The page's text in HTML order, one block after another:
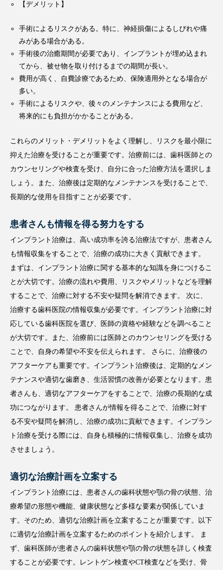
【デメリット】
手術によるリスクがある。特に、神経損傷によるしびれや痛
みがある場合がある。
手術後の治癒期間が必要であり、インプラントが埋め込まれ
てから、被せ物を取り付けるまでの期間が長い。
費用が高く、自費診療であるため、保険適用外となる場合が
多い。
手術によるリスクや、後々のメンテナンスによる費用など、
将来的にも負担がかかることがある。
これらのメリット・デメリットをよく理解し、リスクを最小限に
抑えた治療を受けることが重要です。治療前には、歯科医師との
カウンセリングや検査を受け、自分に合った治療方法を選択しま
しょう。また、治療後は定期的なメンテナンスを受けることで、
長期的な使用を目指すことが必要です。
患者さんも情報を得る努力をする
インプラント治療は、高い成功率を誇る治療法ですが、患者さん
も情報収集をすることで、治療の成功に大きく貢献できます。
まずは、インプラント治療に関する基本的な知識を身につけるこ
とが大切です。治療の流れや費用、リスクやメリットなどを理解
することで、治療に対する不安や疑問を解消できます。 次に、
治療する歯科医院の情報収集が必要です。インプラント治療に対
応している歯科医院を選び、医師の資格や経験などを調べること
が大切です。また、治療前には医師とのカウンセリングを受ける
ことで、自身の希望や不安を伝えられます。 さらに、治療後の
アフターケアも重要です。インプラント治療後は、定期的なメン
テナンスや適切な歯磨き、生活習慣の改善が必要となります。患
者さんも、適切なアフターケアをすることで、治療の長期的な成
功につながります。 患者さんが情報を得ることで、治療に対す
る不安や疑問を解消し、治療の成功に貢献できます。インプラン
ト治療を受ける際には、自身も積極的に情報収集し、治療を成功
させましょう。
適切な治療計画を立案する
インプラント治療には、患者さんの歯科状態や顎の骨の状態、治
療希望の形態や機能、健康状態など多様な要素が関係していま
す。そのため、適切な治療計画を立案することが重要です。以下
に適切な治療計画を立案するためのポイントを紹介します。 ま
ず、歯科医師が患者さんの歯科状態や顎の骨の状態を詳しく検査
することが必要です。レントゲン検査やCT検査などを受け、骨